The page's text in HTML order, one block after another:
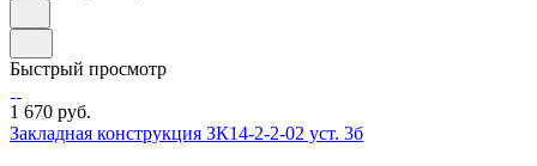
Быстрый просмотр
1 670 руб.
Закладная конструкция ЗК14-2-2-02 уст. 3б